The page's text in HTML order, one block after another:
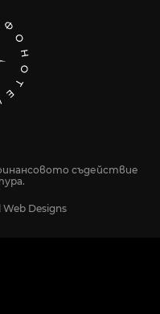
съдействие
Designs